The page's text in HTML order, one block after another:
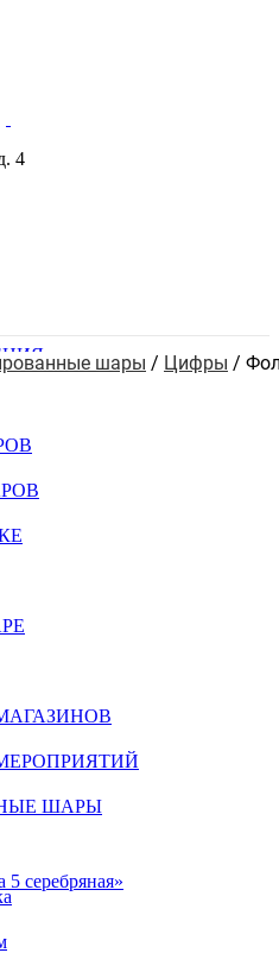
4
ШАРЫ
шары / Цифры /
серебряная»